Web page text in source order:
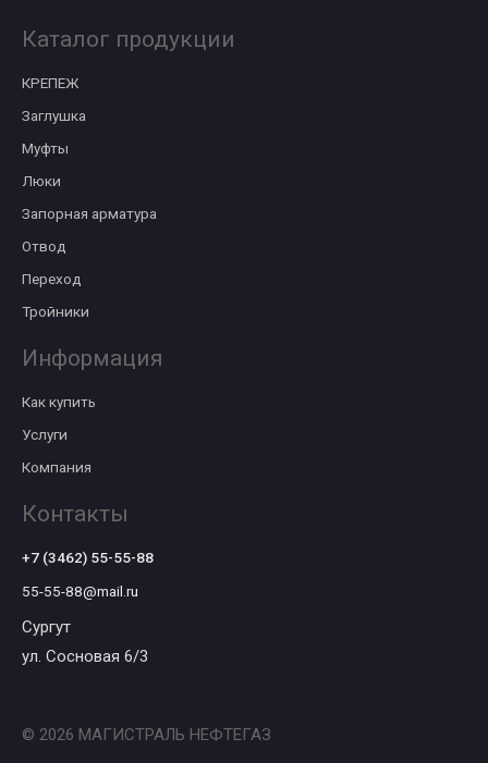
Каталог продукции
КРЕПЕЖ
Заглушка
Муфты
Люки
Запорная арматура
Отвод
Переход
Тройники
Информация
Как купить
Услуги
Компания
Контакты
+7 (3462) 55-55-88
55-55-88@mail.ru
Сургут
ул. Сосновая 6/3
© 2026 МАГИСТРАЛЬ НЕФТЕГАЗ